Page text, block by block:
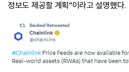
정보도 제공할 계획"이라고 설명했다.